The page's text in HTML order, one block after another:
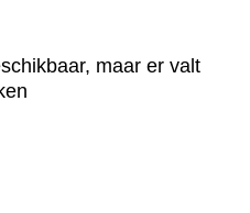
maar er valt